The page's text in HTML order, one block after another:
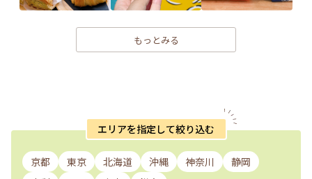
もっとみる
エリアを指定して絞り込む
京都 東京 北海道 沖縄 神奈川
静岡